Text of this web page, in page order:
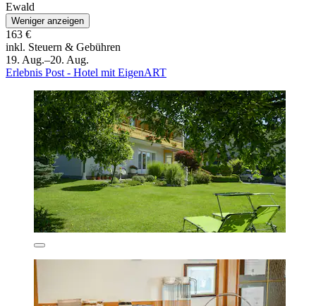
Ewald
Weniger anzeigen
163 €
inkl. Steuern & Gebühren
19. Aug.–20. Aug.
Erlebnis Post - Hotel mit EigenART